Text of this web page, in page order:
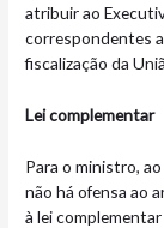
atribuir ao
correspondentes
fiscalização da
Lei complementar
Para o ministro,
não há ofensa ao
à lei